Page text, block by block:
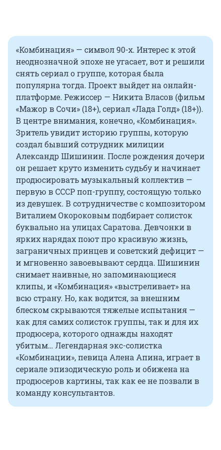
«Комбинация» — символ 90-х. Интерес к этой
неоднозначной эпохе не угасает, вот и решили
снять сериал о группе, которая была
популярна тогда. Проект выйдет на онлайн-
платформе. Режиссер — Никита Власов (фильм
«Мажор в Сочи» (18+), сериал «Лада Голд» (18+)).
В центре внимания, конечно, «Комбинация».
Зритель увидит историю группы, которую
создал бывший сотрудник милиции
Александр Шишинин. После рождения дочери
он решает круто изменить судьбу и начинает
продюсировать музыкальный коллектив —
первую в СССР поп-группу, состоящую только
из девушек. В сотрудничестве с композитором
Виталием Окороковым подбирает солисток
буквально на улицах Саратова. Девчонки в
ярких нарядах поют про красивую жизнь,
заграничных принцев и советский дефицит —
и мгновенно завоевывают сердца. Шишинин
снимает наивные, но запоминающиеся
клипы, и «Комбинация» «выстреливает» на
всю страну. Но, как водится, за внешним
блеском скрываются тяжелые испытания —
как для самих солисток группы, так и для их
продюсера, которого однажды находят
убитым… Легендарная экс-солистка
«Комбинации», певица Алена Апина, играет в
сериале эпизодическую роль и обижена на
продюсеров картины, так как ее не позвали в
команду консультантов.